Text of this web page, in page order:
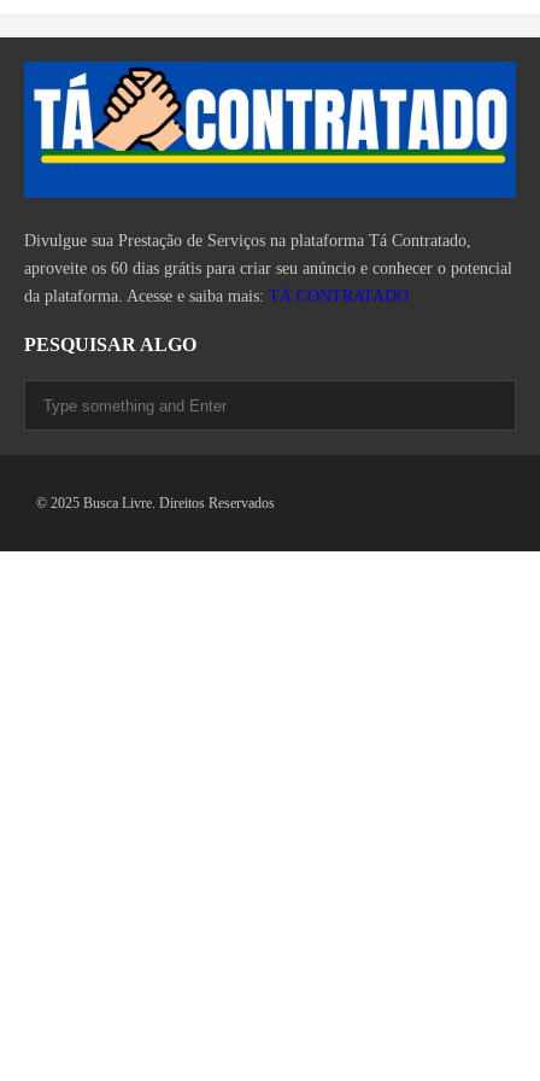
Divulgue sua Prestação de Serviços na plataforma Tá Contratado,
aproveite os 60 dias grátis para criar seu anúncio e conhecer o potencial
da plataforma. Acesse e saiba mais: TÁ CONTRATADO
PESQUISAR ALGO
© 2025 Busca Livre. Direitos Reservados